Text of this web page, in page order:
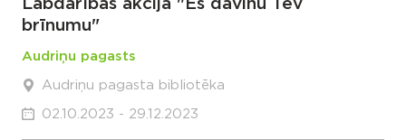
Labdarības akcija "Es dāvinu Tev
brīnumu"
Audriņu pagasts
Audriņu pagasta bibliotēka
02.10.2023 - 29.12.2023